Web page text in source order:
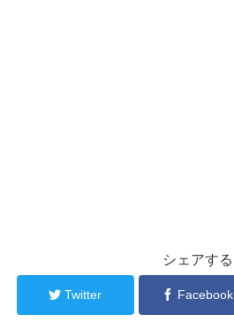
シェアする
Twitter Facebook